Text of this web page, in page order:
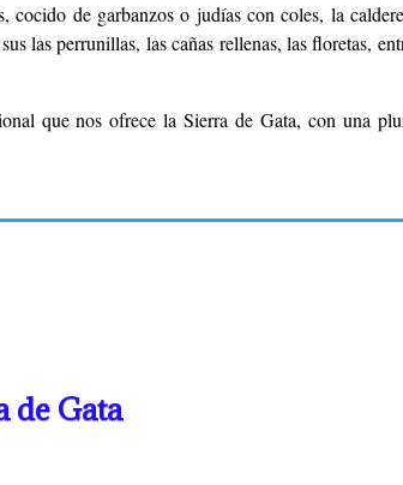
de garbanzos o judías con coles, la
las perrunillas, las cañas rellenas, las floretas,
que nos ofrece la Sierra de Gata, con una
de Gata